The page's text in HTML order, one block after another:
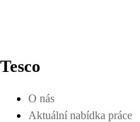
Tesco
O nás
Aktuální nabídka práce